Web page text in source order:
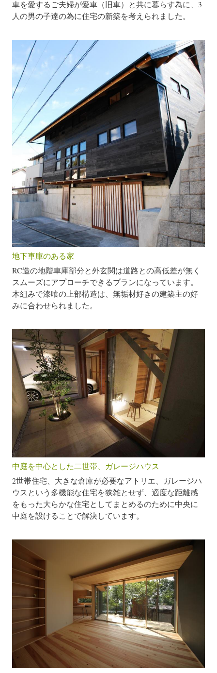
車を愛するご夫婦が愛車（旧車）と共に暮らす為に、3
人の男の子達の為に住宅の新築を考えられました。
地下車庫のある家
RC造の地階車庫部分と外玄関は道路との高低差が無く
スムーズにアプローチできるプランになっています。
木組みで漆喰の上部構造は、無垢材好きの建築主の好
みに合わせられました。
中庭を中心とした二世帯、ガレージハウス
2世帯住宅、大きな倉庫が必要なアトリエ、ガレージハ
ウスという多機能な住宅を狭雑とせず、適度な距離感
をもった大らかな住宅としてまとめるのために中央に
中庭を設けることで解決しています。